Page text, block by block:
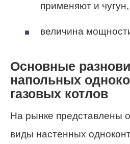
применяют и
величина
Основные
напольных
газовых котлов
На рынке представлены
виды настенных